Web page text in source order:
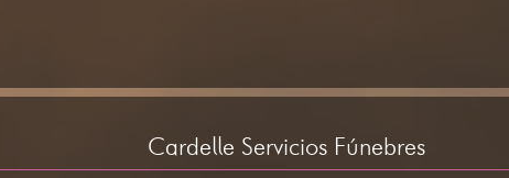
Cardelle Servicios Fúnebres